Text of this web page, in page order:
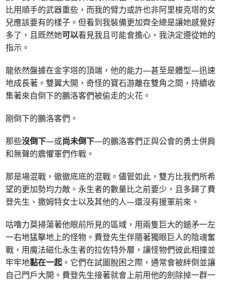
比用順手的武器重些，而我的臂力或許也非阿里梭克塔的女
兒應該要有的樣子。但看到我裝備更加齊全總是讓她感覺好
多了，且既然她可以看見我且可能會擔心，我決定遵從她的
指示。
龍依然盤據在金字塔的頂端，他的能力—甚至是體型—迅速
地成長著。雙翼大開，奇怪的寶石游離在雙角之間，持續收
集著來自倒下的鵬洛客們被偷走的火花。
剛倒下的鵬洛客們。
那些沒倒下—或尚未倒下—的鵬洛客們正與公會的勇士併肩
和無聲的震懼軍們作戰。
那是場混戰，徹徹底底的混戰。儘管如此，雙方比我們所希
望的更加勢均力敵。永生者的數量比之前要少，且多歸了費
登先生、撒姆特女士以及其他的人—還沒有援軍前來。
咕噜力莫掃蕩著他眼前所見的區域，用兩隻巨大的鎚矛一左
一右地猛擊地上的怪物。費登先生伴隨著獨眼巨人的陰魂奮
戰，用魔法磁化永生者的拉佐特外層，讓怪物們彼此相撞並
牢牢地黏在一起。它們在試圖脫困之際，通常會被絆倒並讓
自己門戶大開。費登先生接著就會上前用他的劍除掉一群一